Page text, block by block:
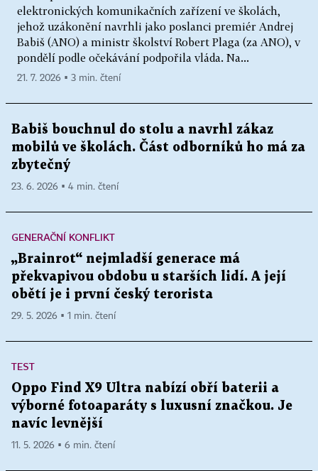
elektronických komunikačních zařízení ve školách,
jehož uzákonění navrhli jako poslanci premiér Andrej
Babiš (ANO) a ministr školství Robert Plaga (za ANO), v
pondělí podle očekávání podpořila vláda. Na...
21. 7. 2026 ▪ 3 min. čtení
Babiš bouchnul do stolu a navrhl zákaz
mobilů ve školách. Část odborníků ho má za
zbytečný
23. 6. 2026 ▪ 4 min. čtení
GENERAČNÍ KONFLIKT
„Brainrot“ nejmladší generace má
překvapivou obdobu u starších lidí. A její
obětí je i první český terorista
29. 5. 2026 ▪ 1 min. čtení
TEST
Oppo Find X9 Ultra nabízí obří baterii a
výborné fotoaparáty s luxusní značkou. Je
navíc levnější
11. 5. 2026 ▪ 6 min. čtení